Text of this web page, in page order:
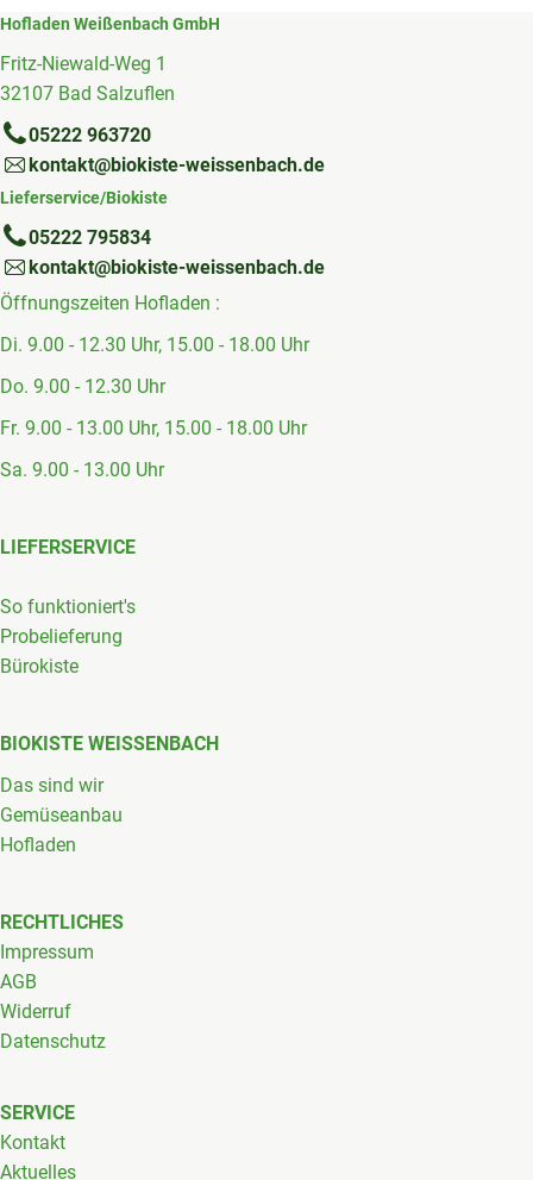
Hofladen Weißenbach GmbH
Fritz-Niewald-Weg 1
32107 Bad Salzuflen
05222 963720
kontakt@biokiste-weissenbach.de
Lieferservice/Biokiste
05222 795834
kontakt@biokiste-weissenbach.de
Öffnungszeiten Hofladen :
Di. 9.00 - 12.30 Uhr, 15.00 - 18.00 Uhr
Do. 9.00 - 12.30 Uhr
Fr. 9.00 - 13.00 Uhr, 15.00 - 18.00 Uhr
Sa. 9.00 - 13.00 Uhr
LIEFERSERVICE
So funktioniert's
Probelieferung
Bürokiste
BIOKISTE WEISSENBACH
Das sind wir
Gemüseanbau
Hofladen
RECHTLICHES
Impressum
AGB
Widerruf
Datenschutz
SERVICE
Kontakt
Aktuelles